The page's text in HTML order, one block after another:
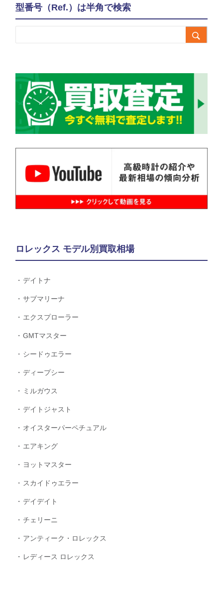
型番号（Ref.）は半角で検索

ロレックス モデル別買取相場
デイトナ
サブマリーナ
エクスプローラー
GMTマスター
シードゥエラー
ディープシー
ミルガウス
デイトジャスト
オイスターパーペチュアル
エアキング
ヨットマスター
スカイドゥエラー
デイデイト
チェリーニ
アンティーク・ロレックス
レディース ロレックス